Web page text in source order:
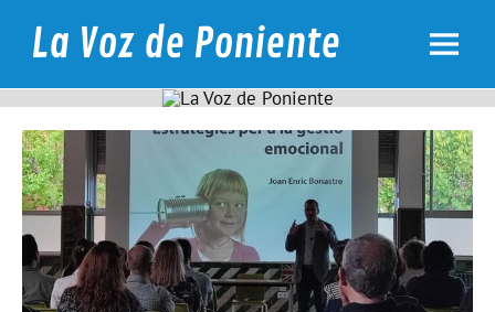
contentLa Voz de Poniente
Noticias de los barrios de Poniente de Tarragona